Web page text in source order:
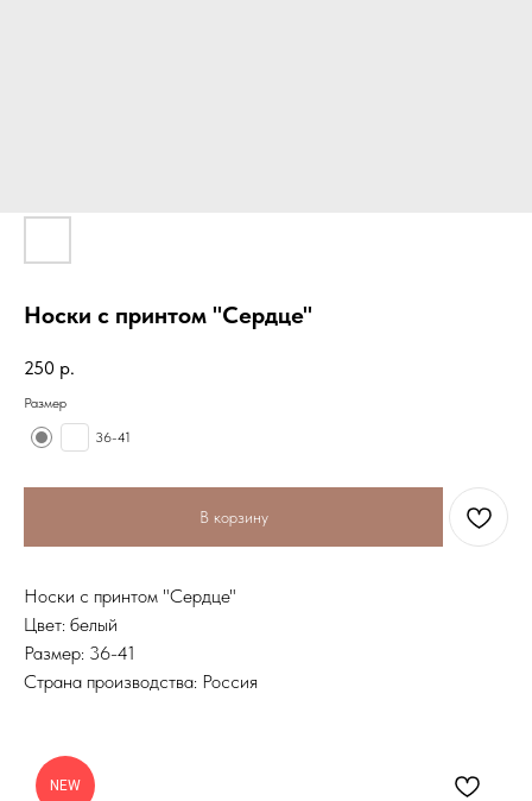
Носки с принтом "Сердце"
250 р.
Размер
36-41
В корзину
Носки с принтом "Сердце"
Цвет: белый
Размер: 36-41
Страна производства: Россия
NEW